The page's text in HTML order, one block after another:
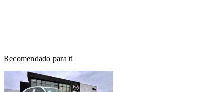
Recomendado para ti